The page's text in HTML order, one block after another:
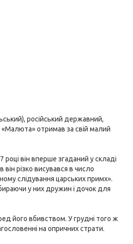
російський державний,
«Малюта» отримав за свій малий
він вперше згаданий у складі
різко висувався в число
слідування царських примх».
у них дружин і дочок для
його вбивством. У грудні того ж
на опричних страти.